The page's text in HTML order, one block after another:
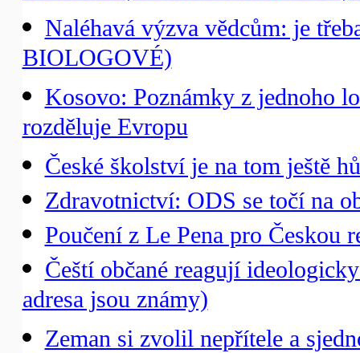
Naléhavá výzva vědcům: je
BIOLOGOVÉ)
Kosovo: Poznámky z jednoho
rozděluje Evropu
České školství je na tom ještě
Zdravotnictví: ODS se točí na
Poučení z Le Pena pro Českou
Čeští občané reagují
adresa jsou známy)
Zeman si zvolil nepřítele a